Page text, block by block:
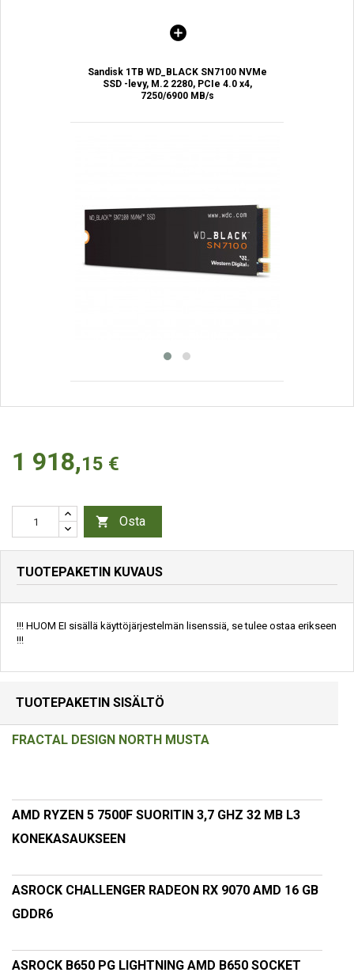
Sandisk 1TB WD_BLACK SN7100 NVMe
SSD -levy, M.2 2280, PCIe 4.0 x4,
7250/6900 MB/s
1 918,15 €
 Osta
TUOTEPAKETIN KUVAUS
!!! HUOM EI sisällä käyttöjärjestelmän lisenssiä, se tulee ostaa erikseen
!!!
TUOTEPAKETIN SISÄLTÖ
FRACTAL DESIGN NORTH MUSTA
AMD RYZEN 5 7500F SUORITIN 3,7 GHZ 32 MB L3
KONEKASAUKSEEN
ASROCK CHALLENGER RADEON RX 9070 AMD 16 GB
GDDR6
ASROCK B650 PG LIGHTNING AMD B650 SOCKET